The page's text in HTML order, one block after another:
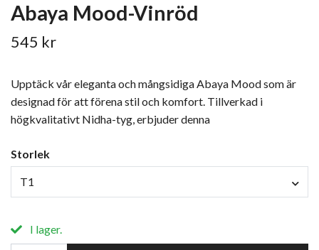
Abaya Mood-Vinröd
545 kr
Upptäck vår eleganta och mångsidiga Abaya Mood som är
designad för att förena stil och komfort. Tillverkad i
högkvalitativt Nidha-tyg, erbjuder denna
Storlek
T1
I lager.